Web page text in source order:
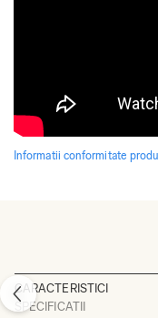
Informatii conformitate
CARACTERISTICI
SPECIFICATII